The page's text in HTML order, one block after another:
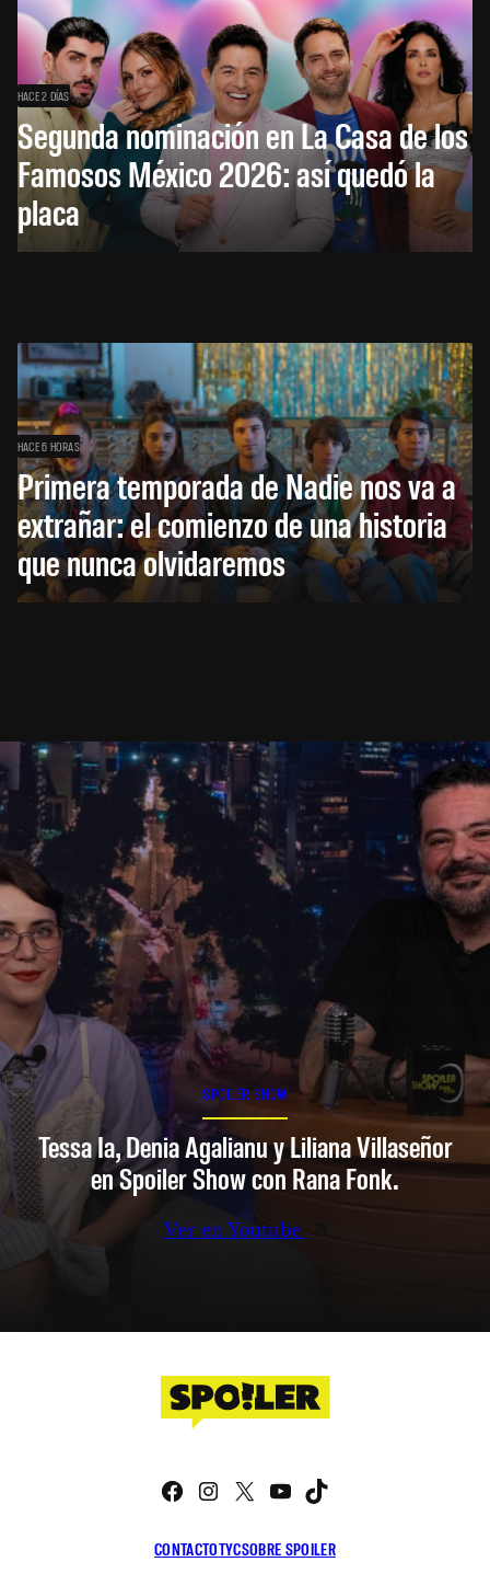
HACE 2 DÍAS
Segunda nominación en La Casa de los
Famosos México 2026: así quedó la
placa
HACE 6 HORAS
Primera temporada de Nadie nos va a
extrañar: el comienzo de una historia
que nunca olvidaremos
SPOILER SHOW
Tessa Ia, Denia Agalianu y Liliana Villaseñor
en Spoiler Show con Rana Fonk.
Ver en Youtube
CONTACTOTYCSOBRE SPOILER
Facebook
Instagram
X YouTube